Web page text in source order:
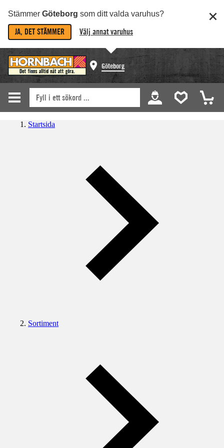
Stämmer Göteborg som ditt valda varuhus?
JA, DET STÄMMER Välj annat varuhus
Göteborg
Startsida
Sortiment